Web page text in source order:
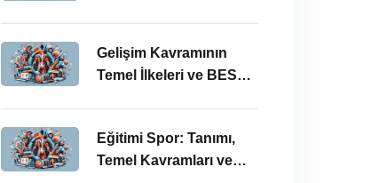
Gelişim Kavramının
Temel İlkeleri ve BESYO
Eğitimi Spor: Tanımı,
Temel Kavramları ve